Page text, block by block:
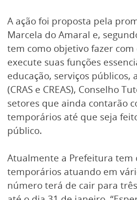
A ação foi proposta pela
Marcela do Amaral e,
tem como objetivo fazer
execute suas funções
educação, serviços públicos,
(CRAS e CREAS), Conselho
setores que ainda contarão
temporários até que seja
público.
Atualmente a Prefeitura tem
temporários atuando em
número terá de cair para